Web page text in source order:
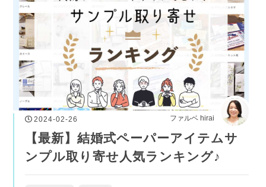
ファルベ hirai
2024-02-26
【最新】結婚式ペーパーアイテムサ
ンプル取り寄せ人気ランキング♪